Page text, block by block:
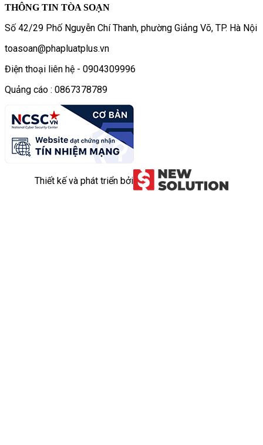
THÔNG TIN TÒA SOẠN
Số 42/29 Phố Nguyễn Chí Thanh, phường Giảng Võ, TP. Hà Nội
toasoan@phapluatplus.vn
Điện thoại liên hệ - 0904309996
Quảng cáo : 0867378789
Thiết kế và phát triển bởi